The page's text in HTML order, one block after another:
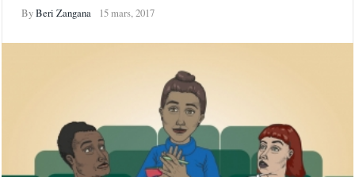
ByBeri Zangana 15 mars, 2017